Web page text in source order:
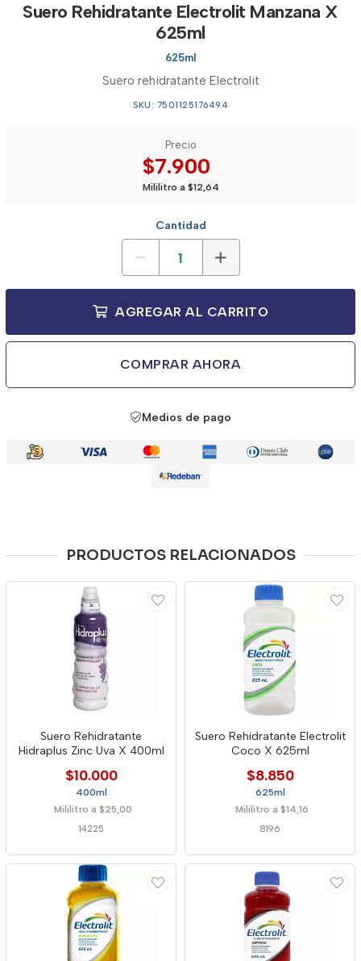
Suero Rehidratante Electrolit Manzana X
625ml
625ml
Suero rehidratante Electrolit
SKU: 7501125176494
Precio
$7.900
Mililitro a $12,64
Cantidad
AGREGAR AL CARRITO
COMPRAR AHORA
Medios de pago
PRODUCTOS RELACIONADOS
Suero Rehidratante
Hidraplus Zinc Uva X 400ml
$10.000
400ml
Mililitro a $25,00
14225
Suero Rehidratante Electrolit
Coco X 625ml
$8.850
625ml
Mililitro a $14,16
8196